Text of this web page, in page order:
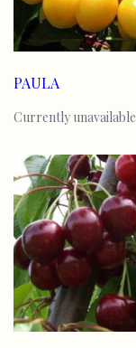
PAULA
Currently unavailable